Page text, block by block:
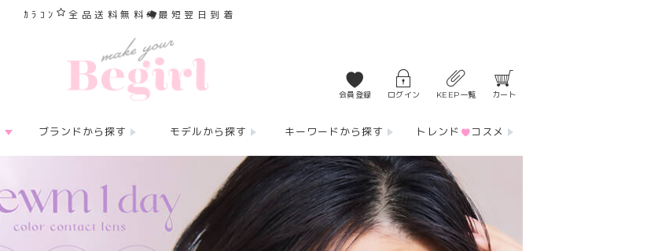
ｶﾗｺﾝ 全品送料無料 最短翌日到着
会員登録 ログイン KEEP一覧 カート
ブランドから探す モデルから探す キーワードから探す トレンド コスメ